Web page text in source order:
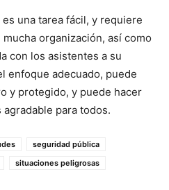
una tarea fácil, y requiere
organización, así como
con los asistentes a su
enfoque adecuado, puede
y protegido, y puede hacer
para todos.
seguridad pública
situaciones peligrosas